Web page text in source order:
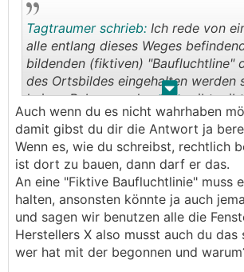
. .
Tagtraumer schrieb: Ich rede von
alle entlang dieses Weges
bildenden (fiktiven) "Baufluchtline"
des Ortsbildes eingehalten werden
keinen Bebaungsplan-Plan gibt,
keine planliche Baufluchtlinie, nur
Natur vorkommende tatsächliche
(siehe Bild) von der die Situierung
Nachbarhauses wesentliche
nur um das Ortsbild.
Auch wenn du es nicht wahrhaben
damit gibst du dir die Antwort ja
Wenn es, wie du schreibst, rechtlich
ist dort zu bauen, dann darf er das.
An eine "Fiktive Baufluchtlinie" muss
halten, ansonsten könnte ja auch
und sagen wir benutzen alle die
Herstellers X also musst auch du das
wer hat mit der begonnen und